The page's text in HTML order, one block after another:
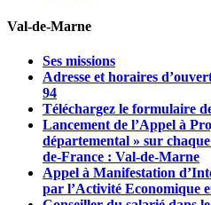
Val-de-Marne
Ses missions
Adresse et horaires
94
Téléchargez le formulaire
Lancement de l’Appel à
départemental » sur
de-France : Val-de-Marne
Appel à Manifestation
par l’Activité Economique